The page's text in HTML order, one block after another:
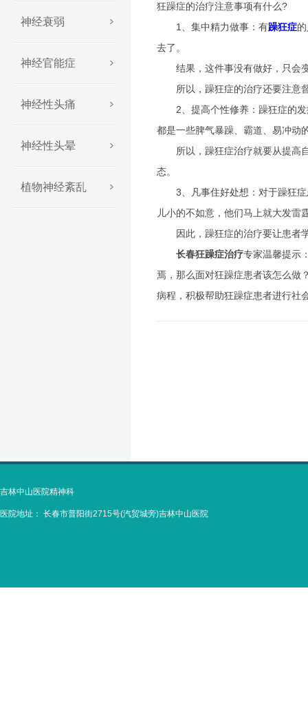
神经衰弱
神经官能症
神经性头痛
神经性头晕
植物神经紊乱
狂躁症的治疗注意事项有什么?
1、集中精力做事：有躁狂症
去了。
结果，这件事没有做好，只会
所以，躁狂症的治疗还要注意督
2、提高个性修养：躁狂症的发
都是一些脾气暴躁、霸道、易冲动
所以，躁狂症治疗就要从提高自
态。
3、凡事住好处想：对于躁狂症
儿小的不如意，他们马上就大发雷
因此，躁狂症的治疗要让患者学
长春狂躁症治疗专家温馨提示
焉，那么面对狂躁症患者该怎么做
病程，积极帮助狂躁症患者进行社
吉林中山医院精神科
医院地址： 长春市普阳街2715号(汽贸城旁)吉林中山医院